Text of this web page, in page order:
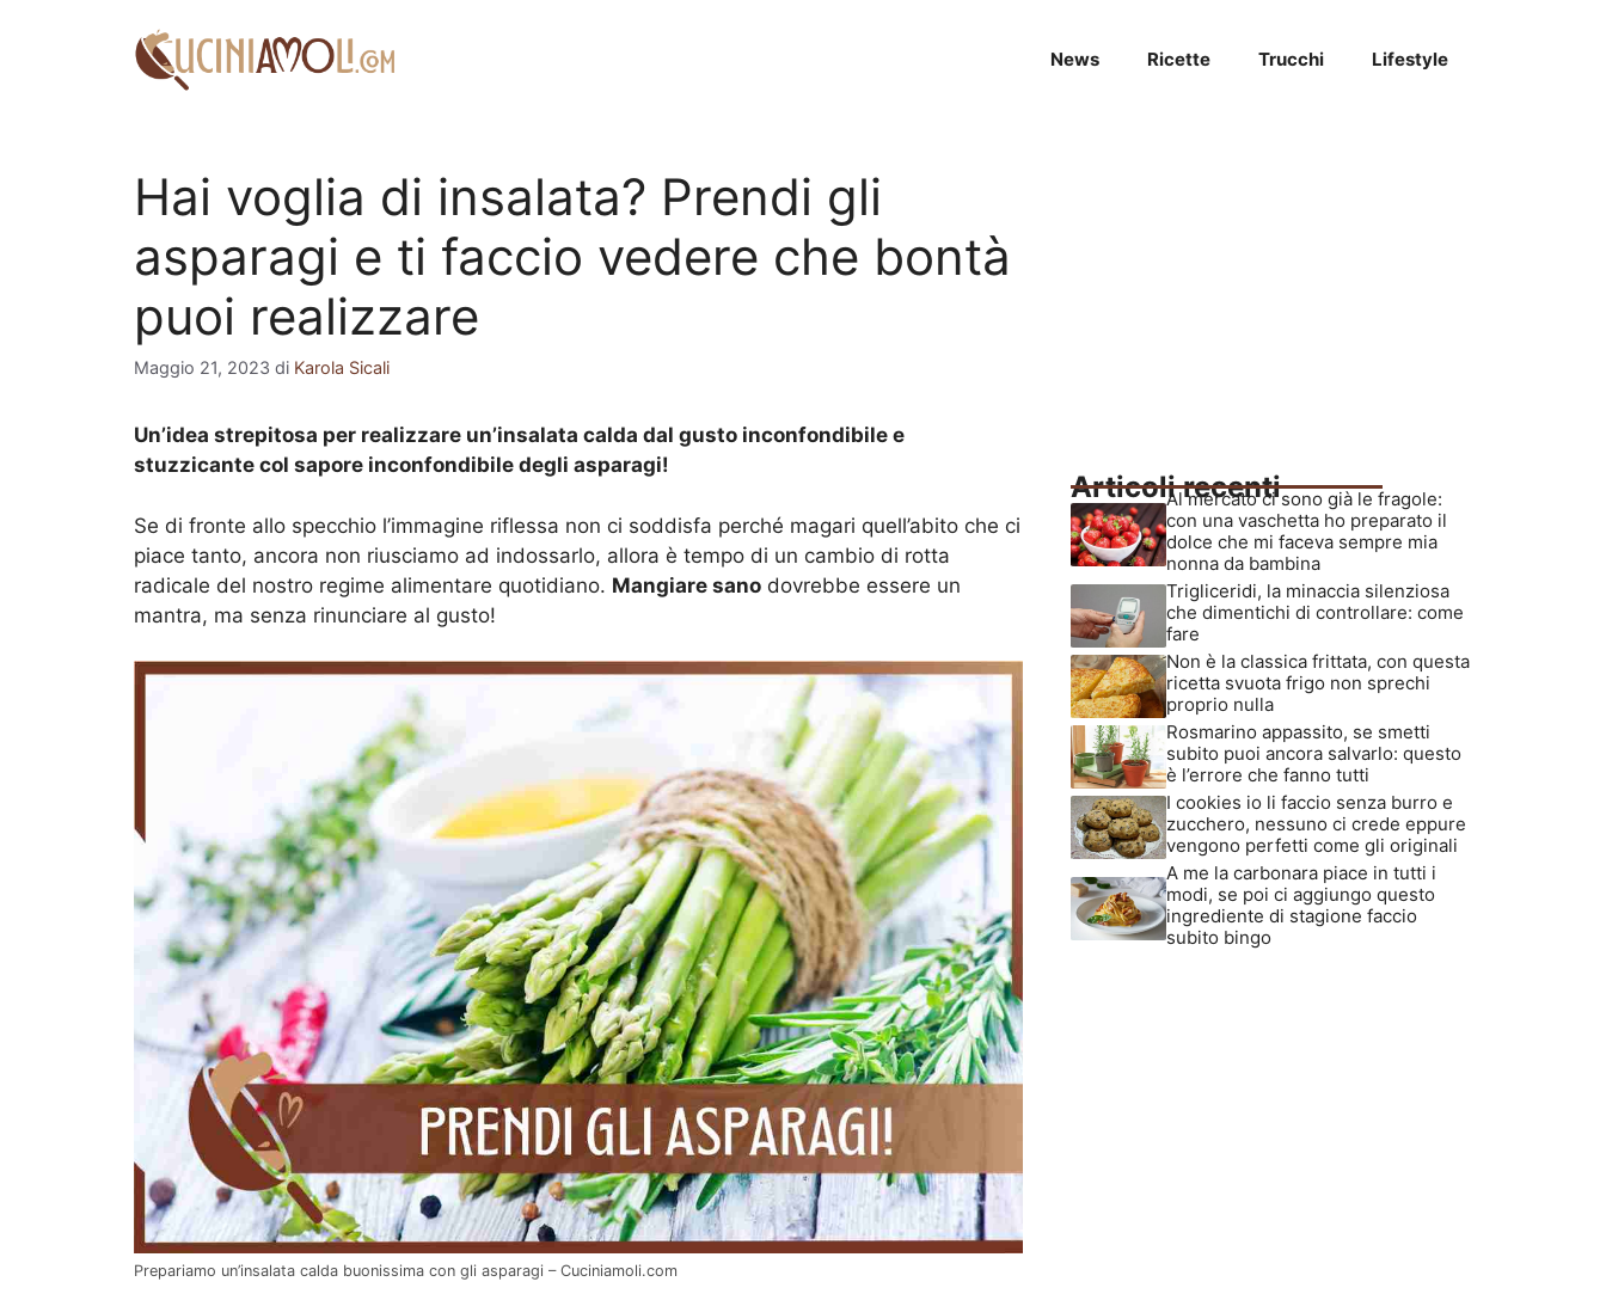
News Ricette Trucchi Lifestyle
Hai voglia di insalata? Prendi gli
asparagi e ti faccio vedere che bontà
puoi realizzare
Maggio 21, 2023 di Karola Sicali
Un’idea strepitosa per realizzare un’insalata calda dal gusto inconfondibile e
stuzzicante col sapore inconfondibile degli asparagi!
Se di fronte allo specchio l’immagine riflessa non ci soddisfa perché magari quell’abito che ci
piace tanto, ancora non riusciamo ad indossarlo, allora è tempo di un cambio di rotta
radicale del nostro regime alimentare quotidiano. Mangiare sano dovrebbe essere un
mantra, ma senza rinunciare al gusto!
Prepariamo un’insalata calda buonissima con gli asparagi – Cuciniamoli.com
Articoli recenti
Al mercato ci sono già le fragole:
con una vaschetta ho preparato il
dolce che mi faceva sempre mia
nonna da bambina
Trigliceridi, la minaccia silenziosa
che dimentichi di controllare: come
fare
Non è la classica frittata, con questa
ricetta svuota frigo non sprechi
proprio nulla
Rosmarino appassito, se smetti
subito puoi ancora salvarlo: questo
è l’errore che fanno tutti
I cookies io li faccio senza burro e
zucchero, nessuno ci crede eppure
vengono perfetti come gli originali
A me la carbonara piace in tutti i
modi, se poi ci aggiungo questo
ingrediente di stagione faccio
subito bingo